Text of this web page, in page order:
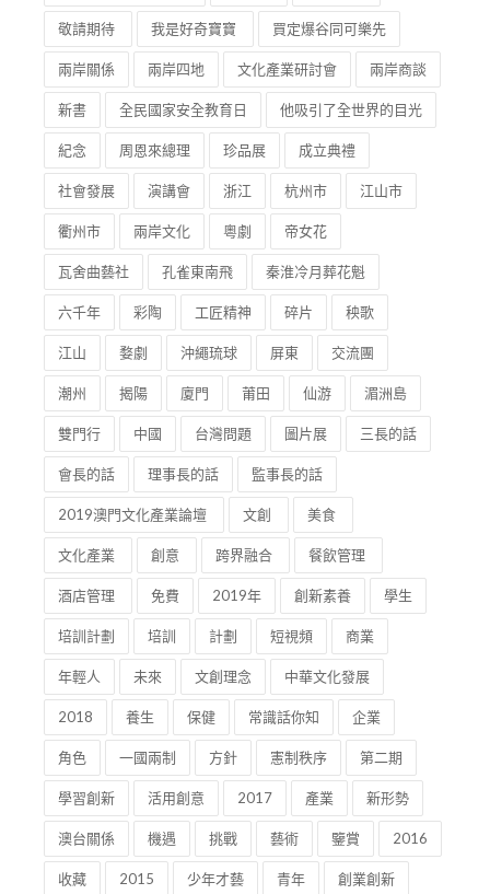
敬請期待 我是好奇寶寶 買定爆谷同可樂先
兩岸關係 兩岸四地 文化產業研討會 兩岸商談
新書 全民國家安全教育日 他吸引了全世界的目光
紀念 周恩來總理 珍品展 成立典禮
社會發展 演講會 浙江 杭州市 江山市
衢州市 兩岸文化 粵劇 帝女花
瓦舍曲藝社 孔雀東南飛 秦淮冷月葬花魁
六千年 彩陶 工匠精神 碎片 秧歌
江山 婺劇 沖繩琉球 屏東 交流團
潮州 揭陽 廈門 莆田 仙游 湄洲島
雙門行 中國 台灣問題 圖片展 三長的話
會長的話 理事長的話 監事長的話
2019澳門文化產業論壇 文創 美食
文化產業 創意 跨界融合 餐飲管理
酒店管理 免費 2019年 創新素養 學生
培訓計劃 培訓 計劃 短視頻 商業
年輕人 未來 文創理念 中華文化發展
2018 養生 保健 常識話你知 企業
角色 一國兩制 方針 憲制秩序 第二期
學習創新 活用創意 2017 產業 新形勢
澳台關係 機遇 挑戰 藝術 鑒賞 2016
收藏 2015 少年才藝 青年 創業創新